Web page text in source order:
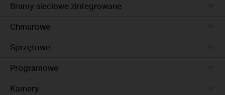
Bramy sieciowe zintegrowane
Chmurowe
Sprzętowe
Programowe
Kamery